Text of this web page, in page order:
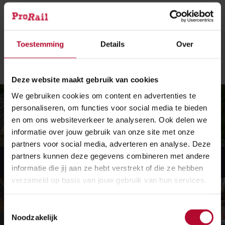
Toestemming Details Over
Deze website maakt gebruik van cookies
We gebruiken cookies om content en advertenties te
personaliseren, om functies voor social media te bieden
en om ons websiteverkeer te analyseren. Ook delen we
informatie over jouw gebruik van onze site met onze
partners voor social media, adverteren en analyse. Deze
partners kunnen deze gegevens combineren met andere
informatie die jij aan ze hebt verstrekt of die ze hebben
verzameld op basis van jouw gebruik van hun services.
Noodzakelijk
snelwegverlegging. “Fietsers en voetgangers moeten
helaas nog zo’n tien jaar geduld hebben voor ze van de
“Maar het plafond onder de sporen ligt er in ieder
Geef toestemming voor voorkeuren om deze
video te bekijken
Bekijk